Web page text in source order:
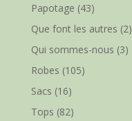
Papotage (43)
Que font les autres (2)
Qui sommes-nous (3)
Robes (105)
Sacs (16)
Tops (82)